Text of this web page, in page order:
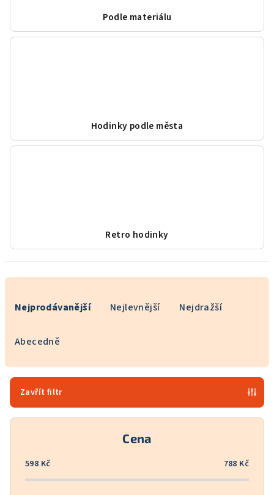
Podle materiálu
Hodinky podle města
Retro hodinky
r
o
Nejprodávanější Nejlevnější Nejdražší
Abecedně
Zavřít filtr
Cena
598 Kč 788 Kč